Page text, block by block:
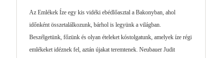
Az Emlékek Íze egy kis vidéki ebédlőasztal a Bakonyban, ahol
időnként összetalálkozunk, bárhol is legyünk a világban.
Beszélgetünk, főzünk és olyan ételeket kóstolgatunk, amelyek íze régi
emlékeket idéznek fel, aztán újakat teremtenek. Neubauer Judit